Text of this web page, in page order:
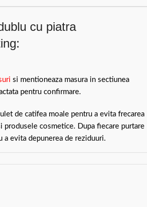
cu piatra
si mentioneaza masura in sectiunea
pentru confirmare.
de catifea moale pentru a evita frecarea
cosmetice. Dupa fiecare purtare
evita depunerea de reziduuri.